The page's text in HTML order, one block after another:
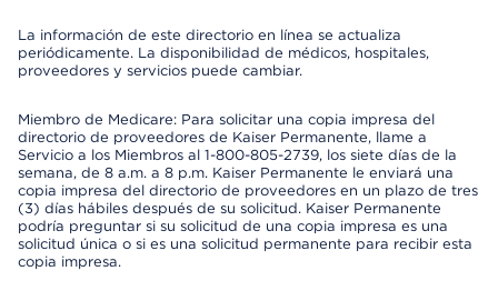
La información de este directorio en línea se actualiza
periódicamente. La disponibilidad de médicos, hospitales,
proveedores y servicios puede cambiar.
Miembro de Medicare: Para solicitar una copia impresa del
directorio de proveedores de Kaiser Permanente, llame a
Servicio a los Miembros al 1-800-805-2739, los siete días de la
semana, de 8 a.m. a 8 p.m. Kaiser Permanente le enviará una
copia impresa del directorio de proveedores en un plazo de tres
(3) días hábiles después de su solicitud. Kaiser Permanente
podría preguntar si su solicitud de una copia impresa es una
solicitud única o si es una solicitud permanente para recibir esta
copia impresa.